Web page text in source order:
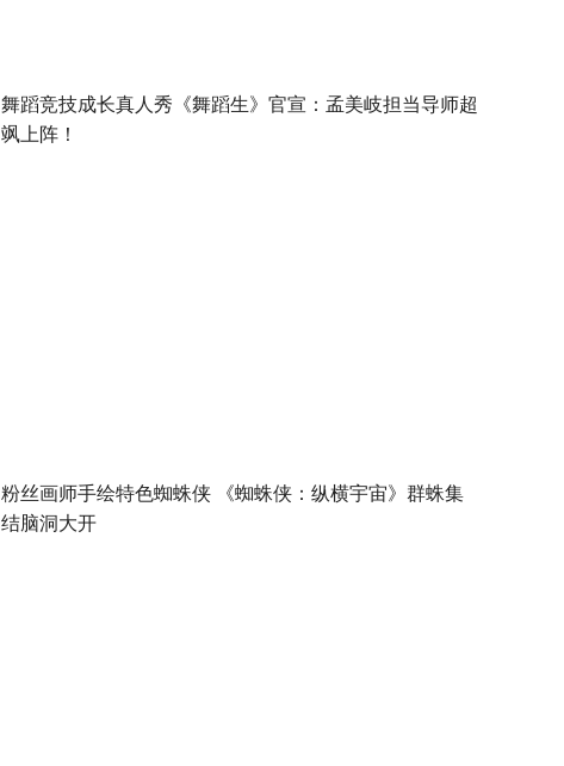
舞蹈竞技成长真人秀《舞蹈生》官宣：孟美岐担当导师超
飒上阵！
粉丝画师手绘特色蜘蛛侠 《蜘蛛侠：纵横宇宙》群蛛集
结脑洞大开